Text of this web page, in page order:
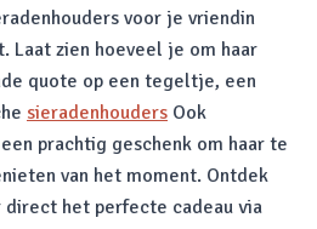
voor je vriendin
Laat zien hoeveel je om haar
quote op een tegeltje, een
sieradenhouders Ook
prachtig geschenk om haar te
van het moment. Ontdek
direct het perfecte cadeau via